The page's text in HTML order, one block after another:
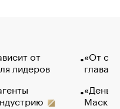
от
лидеров
«От
глава
Маск в